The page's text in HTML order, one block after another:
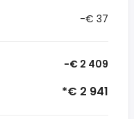
-€ 37
-€ 2 409
*€ 2 941